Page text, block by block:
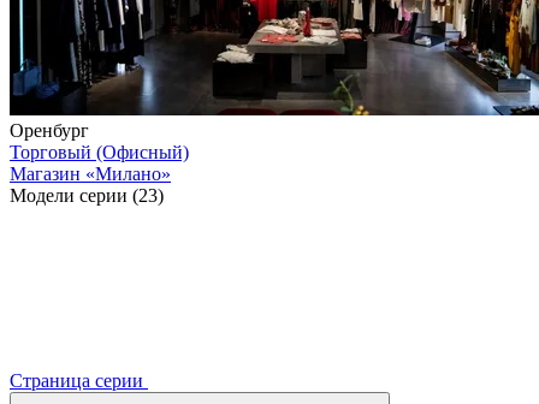
Оренбург
Торговый (Офисный)
Магазин «Милано»
Модели серии (23)
Страница серии